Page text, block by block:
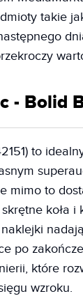
takie
- Bolid
to
mimo to
koła i
po
które
wzroku.